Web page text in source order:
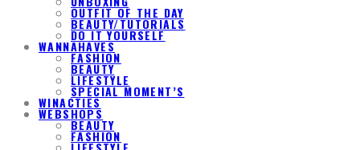
OUTFIT OF THE DAY
BEAUTY/TUTORIALS
DO IT YOURSELF
WANNAHAVES
FASHION
BEAUTY
LIFESTYLE
SPECIAL MOMENT’S
WINACTIES
WEBSHOPS
BEAUTY
FASHION